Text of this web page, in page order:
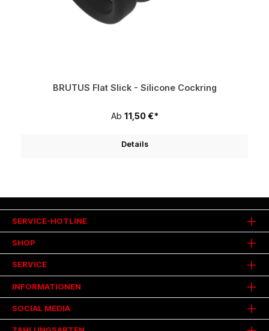
BRUTUS Flat Slick - Silicone Cockring
Ab 11,50 €*
Details
SHOP
SERVICE
INFORMATIONEN
SERVICE-HOTLINE
SOCIAL MEDIA